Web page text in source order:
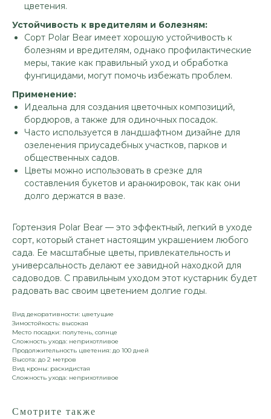
цветения.
Устойчивость к вредителям и болезням:
Сорт Polar Bear имеет хорошую устойчивость к
болезням и вредителям, однако профилактические
меры, такие как правильный уход и обработка
фунгицидами, могут помочь избежать проблем.
Применение:
Идеальна для создания цветочных композиций,
бордюров, а также для одиночных посадок.
Часто используется в ландшафтном дизайне для
озеленения приусадебных участков, парков и
общественных садов.
Цветы можно использовать в срезке для
составления букетов и аранжировок, так как они
долго держатся в вазе.
Гортензия Polar Bear — это эффектный, легкий в уходе
сорт, который станет настоящим украшением любого
сада. Ее масштабные цветы, привлекательность и
универсальность делают ее завидной находкой для
садоводов. С правильным уходом этот кустарник будет
радовать вас своим цветением долгие годы.
Вид декоративности: цветущие
Зимостойкость: высокая
Место посадки: полутень, солнце
Сложность ухода: неприхотливое
Продолжительность цветения: до 100 дней
Высота: до 2 метров
Вид кроны: раскидистая
Сложность ухода: неприхотливое
Смотрите также